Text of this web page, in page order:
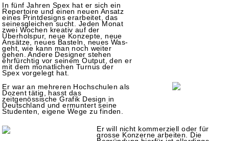
In fünf Jahren Spex hat er sich ein
Repertoire und einen neuen Ansatz
eines Printdesigns erarbeitet, das
seinesgleichen sucht. Jeden Monat
zwei Wochen kreativ auf der
Überholspur, neue Konzepte, neue
Ansätze, neues Basteln, neues Was-
geht, wie kann man noch weiter
gehen. Andere Designer stehen
ehrfürchtig vor seinem Output, den er
mit dem monatlichen Turnus der
Spex vorgelegt hat.
Er war an mehreren Hochschulen als
Dozent tätig, hasst das
zeitgenössische Grafik Design in
Deutschland und ermuntert seine
Studenten, eigene Wege zu finden.
Er will nicht kommerziell oder für
grosse Konzerne arbeiten. Die